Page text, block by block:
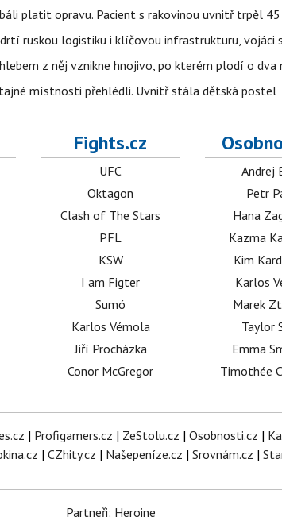
platit opravu. Pacient s rakovinou uvnitř trpěl
ruskou logistiku i klíčovou infrastrukturu, vojáci
z něj vznikne hnojivo, po kterém plodí o dva
místnosti přehlédli. Uvnitř stála dětská postel
Fights.cz
UFC
Oktagon
Clash of The Stars
PFL
KSW
I am Figter
Sumó
Karlos Vémola
Jiří Procházka
Conor McGregor
Andrej
Petr
Hana
Kazma
Kim
Karlos
Marek
Taylor
Emma
Timothée
| Profigamers.cz | ZeStolu.cz | Osobnosti.cz |
| CZhity.cz | Našepeníze.cz | Srovnám.cz |
Partneři: Heroine